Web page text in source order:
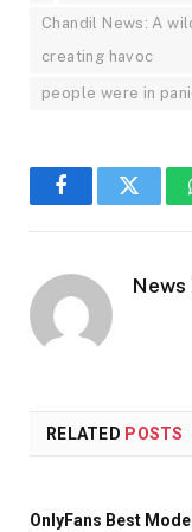
Chandil News: A
creating havoc
people were in
FacebookTwitter
News
RELATED POSTS
OnlyFans Best